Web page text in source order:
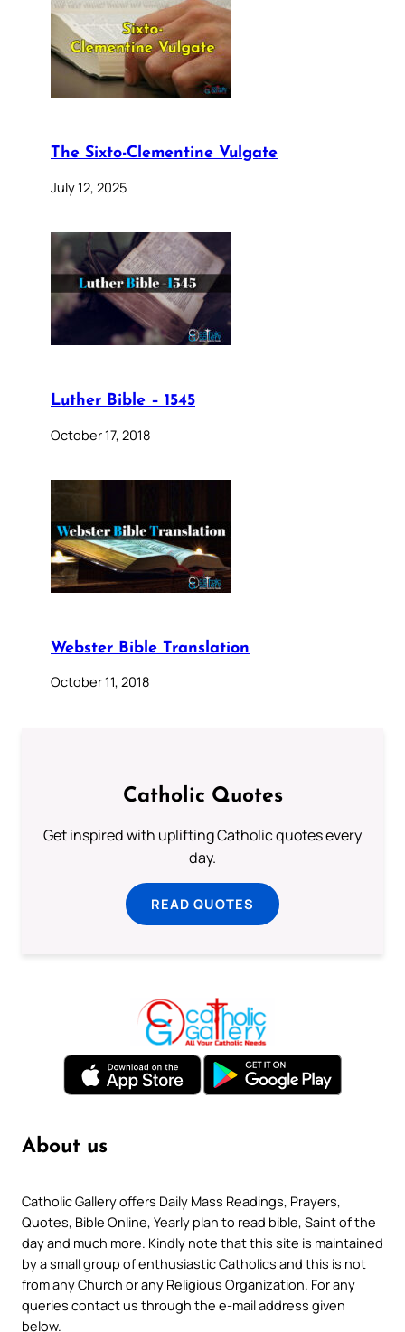
The Sixto-Clementine Vulgate
July 12, 2025
Luther Bible – 1545
October 17, 2018
Webster Bible Translation
October 11, 2018
Catholic Quotes
Get inspired with uplifting Catholic quotes every
day.
READ QUOTES
About us
Catholic Gallery offers Daily Mass Readings, Prayers,
Quotes, Bible Online, Yearly plan to read bible, Saint of the
day and much more. Kindly note that this site is maintained
by a small group of enthusiastic Catholics and this is not
from any Church or any Religious Organization. For any
queries contact us through the e-mail address given
below.